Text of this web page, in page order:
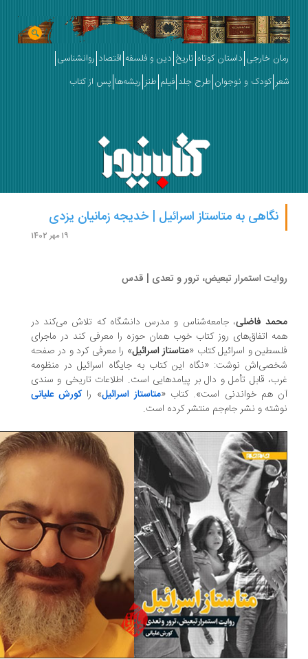
خارجی داستان کوتاه تاریخ دین و فلسفه اقتصاد روانشناسی
کودک و نوجوان طرح جلد فیلم طنز ریشه‌ها پس از کتاب
نگاهی به متاستاز اسرائیل | خدیجه زمانیان یزدی
استمرار تبعیض، ترور و تعدی | قدس
فاضلی ، جامعه‌شناس و مدرس دانشگاه که تلاش می‌کند در
اتفاق‌های روز کتاب خوب همان حوزه را معرفی کند در ماجرای
و اسرائیل کتاب «متاستاز اسرائیل» را معرفی کرد و در صفحه
نوشت: «نگاه این کتاب به جایگاه اسرائیل در منظومه
قابل تأمل و دال بر پیامدهایی است. اطلاعات تاریخی و سندی
هم خواندنی است». کتاب «متاستاز اسرائیل» راکورش علیانی
و نشر جام‌جم منتشر کرده است.